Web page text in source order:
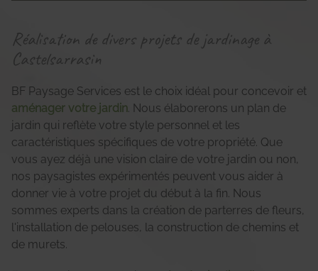
Réalisation de divers projets de jardinage à
Castelsarrasin
BF Paysage Services est le choix idéal pour concevoir et
aménager votre jardin. Nous élaborerons un plan de
jardin qui reflète votre style personnel et les
caractéristiques spécifiques de votre propriété. Que
vous ayez déjà une vision claire de votre jardin ou non,
nos paysagistes expérimentés peuvent vous aider à
donner vie à votre projet du début à la fin. Nous
sommes experts dans la création de parterres de fleurs,
l'installation de pelouses, la construction de chemins et
de murets.